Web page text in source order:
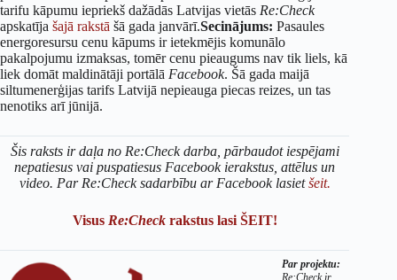
tarifu kāpumu iepriekš dažādās Latvijas vietās Re:Check
apskatīja šajā rakstā šā gada janvārī.Secinājums: Pasaules
energoresursu cenu kāpums ir ietekmējis komunālo
pakalpojumu izmaksas, tomēr cenu pieaugums nav tik liels, kā
liek domāt maldinātāji portālā Facebook. Šā gada maijā
siltumenerģijas tarifs Latvijā nepieauga piecas reizes, un tas
nenotiks arī jūnijā.
Šis raksts ir daļa no Re:Check darba, pārbaudot iespējami
nepatiesus vai puspatiesus Facebook ierakstus, attēlus un
video. Par Re:Check sadarbību ar Facebook lasietšeit.
Visus Re:Checkrakstus lasi ŠEIT!
Par projektu:
Re:Check ir